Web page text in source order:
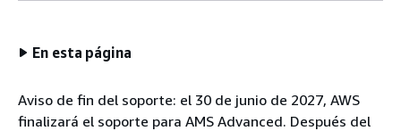
En esta página
Aviso de fin del soporte: el 30 de junio de 2027, AWS
finalizará el soporte para AMS Advanced. Después del